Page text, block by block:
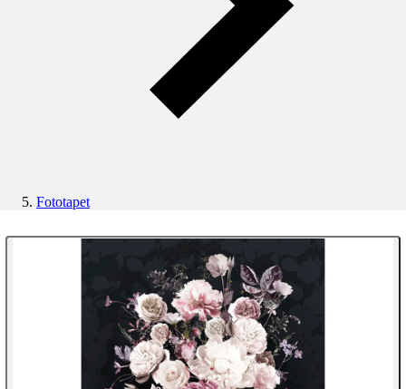
Fototapet